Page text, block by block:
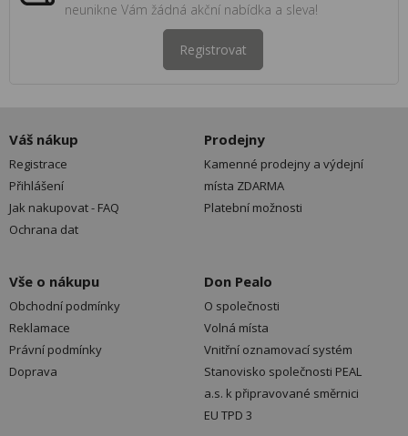
neunikne Vám žádná akční nabídka a sleva!
Registrovat
Váš nákup
Registrace
Přihlášení
Jak nakupovat - FAQ
Ochrana dat
Prodejny
Kamenné prodejny a výdejní
místa ZDARMA
Platební možnosti
Vše o nákupu
Obchodní podmínky
Reklamace
Právní podmínky
Doprava
Don Pealo
O společnosti
Volná místa
Vnitřní oznamovací systém
Stanovisko společnosti PEAL
a.s. k připravované směrnici
EU TPD 3